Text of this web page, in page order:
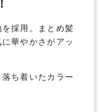
を採用。まとめ髪
華やかさがアッ
ち着いたカラー